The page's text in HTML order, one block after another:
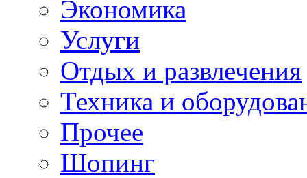
Экономика
Услуги
Отдых и развлечения
Техника и
Прочее
Шопинг